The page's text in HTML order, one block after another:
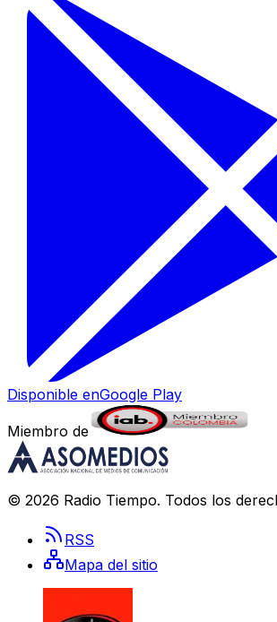
Disponible enGoogle Play
Miembro de
© 2026 Radio Tiempo. Todos los
RSS
Mapa del sitio